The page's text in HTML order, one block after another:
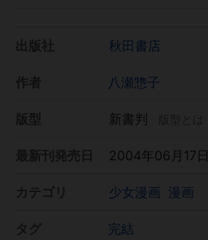
秋田書店
八瀬惣子
新書判
2004年06月17日
少女漫画 漫画
完結